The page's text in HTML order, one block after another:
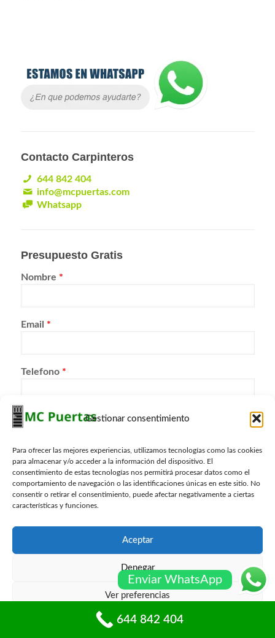
Gestionar consentimiento
Para ofrecer las mejores experiencias, utilizamos tecnologías como las cookies
para almacenar y/o acceder a la información del dispositivo. El
consentimiento de estas tecnologías nos permitirá procesar datos como el
comportamiento de navegación o las identificaciones únicas en este sitio. No
consentir o retirar el consentimiento, puede afectar negativamente a ciertas
características y funciones.
Aceptar
Denegar
Ver preferencias
Política de cookiesPolíticas de privacidad
Contacto Carpinteros
644 842 404
info@mcpuertas.com
Whatsapp
Presupuesto Gratis
Nombre *
Email *
Telefono *
Localidad*
Consulta *
Enviar WhatsApp
644 842 404